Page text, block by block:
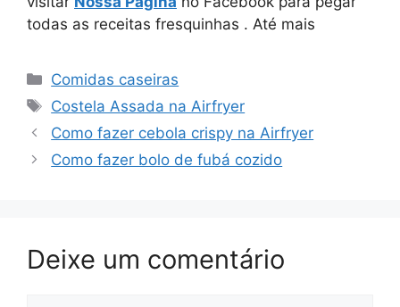
todas as receitas fresquinhas . Até mais
Categorias
Comidas caseiras
Tags
Costela Assada na Airfryer
Como fazer cebola crispy na Airfryer
Como fazer bolo de fubá cozido
Deixe um comentário